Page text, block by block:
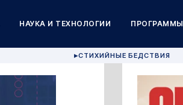
НАУКА И ТЕХНОЛОГИИ ПРОГРАММЫ
▶СТИХИЙНЫЕ БЕДСТВИЯ